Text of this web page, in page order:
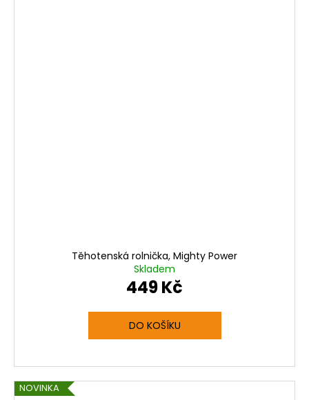
Těhotenská rolnička, Mighty Power
Skladem
449 Kč
DO KOŠÍKU
NOVINKA